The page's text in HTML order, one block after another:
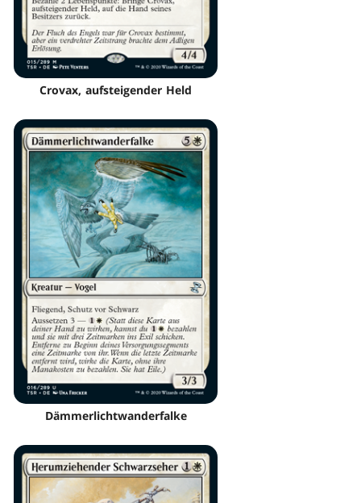
Crovax, aufsteigender Held
Dämmerlichtwanderfalke